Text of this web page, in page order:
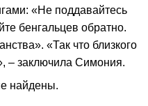
«Не поддавайтесь
бенгальцев обратно.
«Так что близкого
– заключила Симония.
найдены.